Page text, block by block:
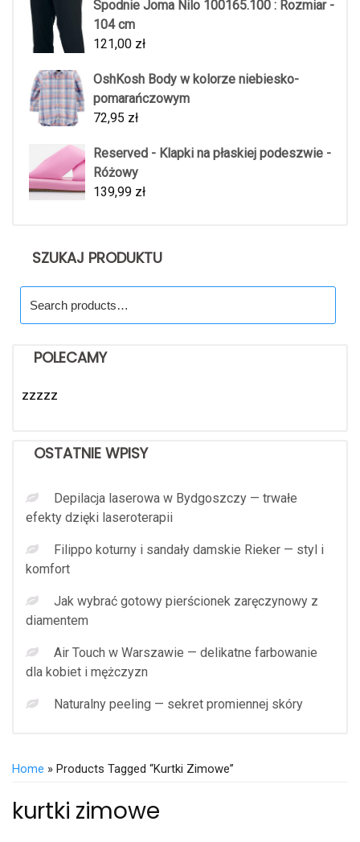
Spodnie Joma Nilo 100165.100 : Rozmiar -
104 cm
121,00 zł
OshKosh Body w kolorze niebiesko-
pomarańczowym
72,95 zł
Reserved - Klapki na płaskiej podeszwie -
Różowy
139,99 zł
SZUKAJ PRODUKTU
for:
POLECAMY
zzzzz
OSTATNIE WPISY
Depilacja laserowa w Bydgoszczy — trwałe
efekty dzięki laseroterapii
Filippo koturny i sandały damskie Rieker — styl i
komfort
Jak wybrać gotowy pierścionek zaręczynowy z
diamentem
Air Touch w Warszawie — delikatne farbowanie
dla kobiet i mężczyzn
Naturalny peeling — sekret promiennej skóry
Home » Products Tagged “kurtki Zimowe”
kurtki zimowe